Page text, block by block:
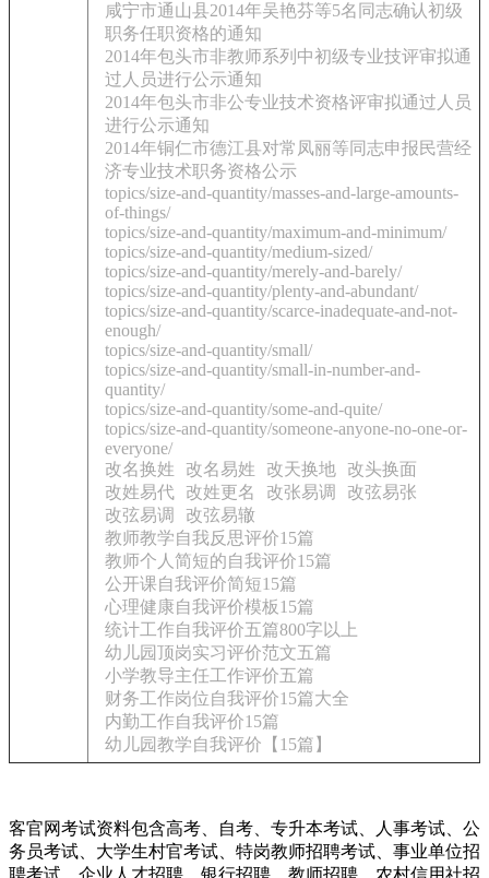
咸宁市通山县2014年吴艳芬等5名同志确认初级
职务任职资格的通知
2014年包头市非教师系列中初级专业技评审拟通
过人员进行公示通知
2014年包头市非公专业技术资格评审拟通过人员
进行公示通知
2014年铜仁市德江县对常凤丽等同志申报民营经
济专业技术职务资格公示
topics/size-and-quantity/masses-and-large-amounts-
of-things/
topics/size-and-quantity/maximum-and-minimum/
topics/size-and-quantity/medium-sized/
topics/size-and-quantity/merely-and-barely/
topics/size-and-quantity/plenty-and-abundant/
topics/size-and-quantity/scarce-inadequate-and-not-
enough/
topics/size-and-quantity/small/
topics/size-and-quantity/small-in-number-and-
quantity/
topics/size-and-quantity/some-and-quite/
topics/size-and-quantity/someone-anyone-no-one-or-
everyone/
改名换姓
改名易姓 改天换地
改头换面
改姓易代
改姓更名 改张易调
改弦易张
改弦易调
改弦易辙
教师教学自我反思评价15篇
教师个人简短的自我评价15篇
公开课自我评价简短15篇
心理健康自我评价模板15篇
统计工作自我评价五篇800字以上
幼儿园顶岗实习评价范文五篇
小学教导主任工作评价五篇
财务工作岗位自我评价15篇大全
内勤工作自我评价15篇
幼儿园教学自我评价【15篇】
客官网考试资料包含高考、自考、专升本考试、人事考试、公
务员考试、大学生村官考试、特岗教师招聘考试、事业单位招
聘考试、企业人才招聘、银行招聘、教师招聘、农村信用社招